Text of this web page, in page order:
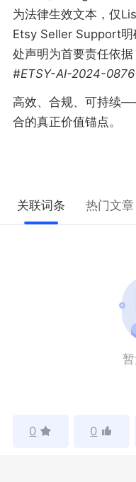
为法律生效文本，仅
Etsy Seller Support明
处声明为首要责任依据
#ETSY-AI-2024-0876
高效、合规、可持续
合的真正价值锚点。
关联词条 热门文章
0 0